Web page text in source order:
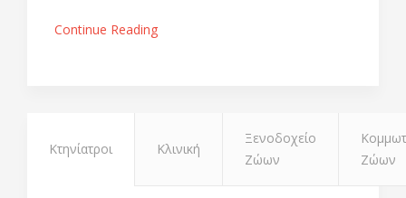
Continue Reading
Κτηνίατροι Κλινική
Ξενοδοχείο
Ζώων
Ζώων